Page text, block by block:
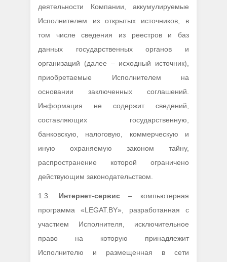
деятельности Компании, аккумулируемые
Исполнителем из открытых источников, в
том числе сведения из реестров и баз
данных государственных органов и
организаций (далее – исходный источник),
приобретаемые Исполнителем на
основании заключенных соглашений.
Информация не содержит сведений,
составляющих государственную,
банковскую, налоговую, коммерческую и
иную охраняемую законом тайну,
распространение которой ограничено
действующим законодательством.
1.3. Интернет-сервис– компьютерная
программа «LEGAT.BY», разработанная с
участием Исполнителя, исключительное
право на которую принадлежит
Исполнителю и размещенная в сети